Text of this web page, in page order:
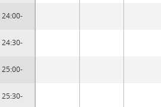
24:00-
24:30-
25:00-
25:30-